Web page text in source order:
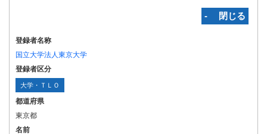
‐ 閉じる
登録者名称
国立大学法人東京大学
登録者区分
大学・ＴＬＯ
都道府県
東京都
名前